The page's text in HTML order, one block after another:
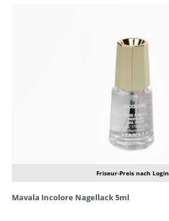
Friseur-Preis nach Login
Mavala Incolore Nagellack 5ml